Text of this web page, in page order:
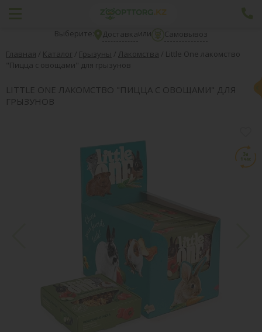
Выберите: Доставкаили
Самовывоз
Главная / Каталог / Грызуны / Лакомства / Little One лакомство
"Пицца с овощами" для грызунов
LITTLE ONE ЛАКОМСТВО "ПИЦЦА С ОВОЩАМИ" ДЛЯ
ГРЫЗУНОВ